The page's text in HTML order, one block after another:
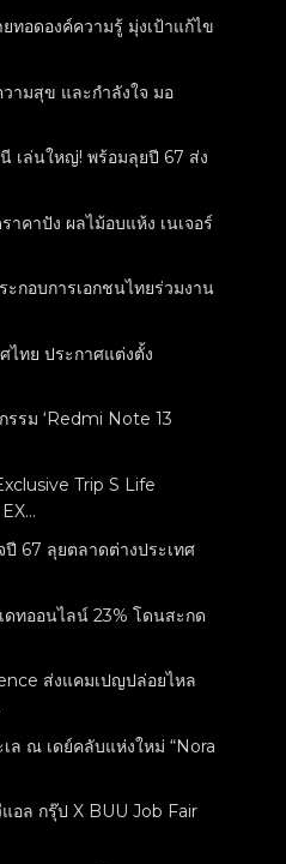
ทอดองค์ความรู้ มุ่งเป้าแก้ไข
ามสุข และกำลังใจ มอ
เล่นใหญ่! พร้อมลุยปี 67 ส่ง
คาปัง ผลไม้อบแห้ง เนเจอร์
ะกอบการเอกชนไทยร่วมงาน
ไทย ประกาศแต่งตั้ง
รรม ‘Redmi Note 13
Trip S Life
67 ลุยตลาดต่างประเทศ
ดทออนไลน์ 23% โดนสะกด
ส่งแคมเปญปล่อยไหล
ล ณ เดย์คลับแห่งใหม่ “Nora
อล กรุ๊ป X BUU Job Fair